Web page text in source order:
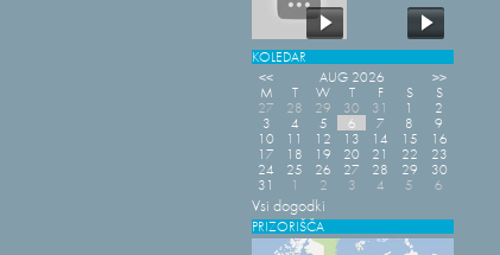
KOLEDAR
<<
AUG 2026
>>
M
T W T F S
S
27
28 29 30 31 1
2
3
4 5 6 7 8
9
10
11 12 13 14 15
16
17
18 19 20 21 22
23
24
25 26 27 28 29
30
31
1 2 3 4 5 6
Vsi dogodki
PRIZORIŠČA